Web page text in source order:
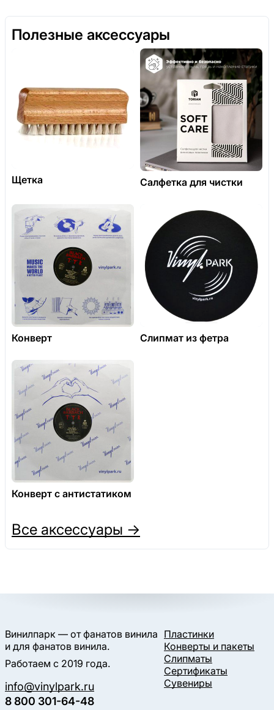
Полезные аксессуары
Щетка Салфетка для чистки
Конверт Слипмат из фетра
Конверт с антистатиком
Все аксессуары →
Винилпарк — от фанатов винила
и для фанатов винила.
Работаем с 2019 года.
info@vinylpark.ru
8 800 301-64-48
Пластинки
Конверты и пакеты
Слипматы
Сертификаты
Сувениры